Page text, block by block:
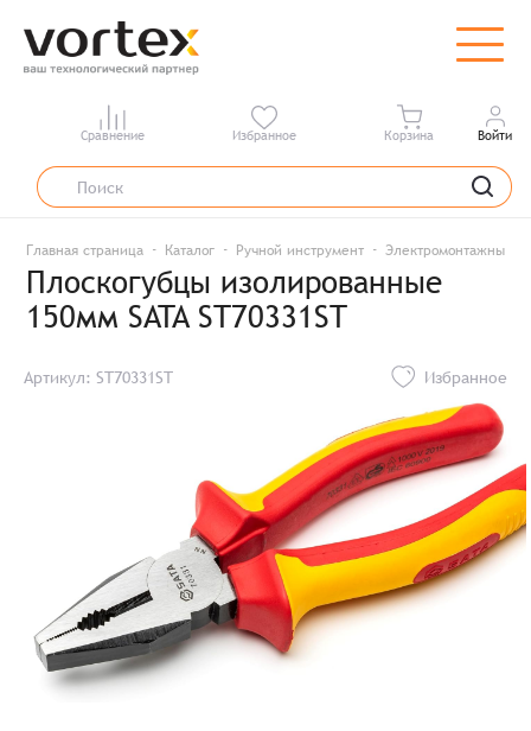
Сравнение Избранное Корзина Войти
Главная страница Каталог Ручной инструмент Электромонтажный
Плоскогубцы изолированные
150мм SATA ST70331ST
Артикул: ST70331ST Избранное